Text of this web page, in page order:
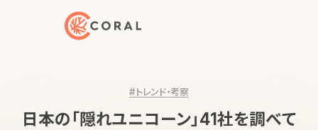
トップページへ戻る
#トレンド・考察
日本の「隠れユニコーン」41社を調べて